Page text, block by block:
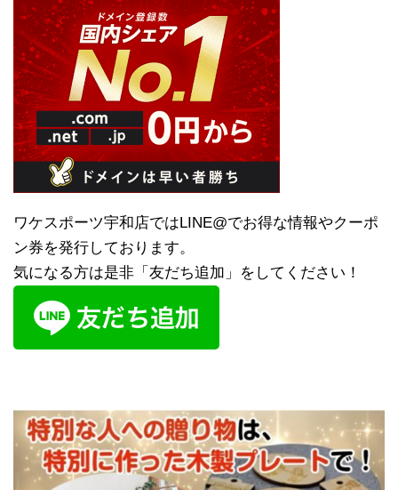
ワケスポーツ宇和店ではLINE@でお得な情報やクーポ
ン券を発行しております。
気になる方は是非「友だち追加」をしてください！